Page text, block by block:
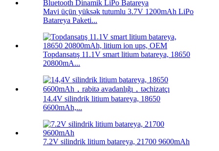
Mavi üçün yüksək tutumlu 3.7V 1200mAh LiPo
Batareya Paketi...
Topdansatış 11.1V smart litium batareya, 18650
20800mA...
14.4V silindrik litium batareya, 18650
6600mAh,...
7.2V silindrik litium batareya, 21700 9600mAh